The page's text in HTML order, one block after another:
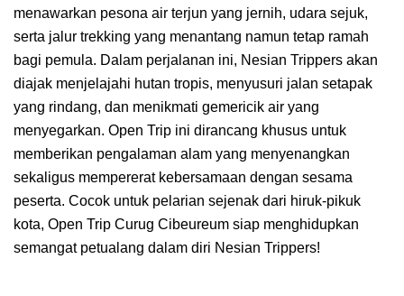
menawarkan pesona air terjun yang jernih, udara sejuk,
serta jalur trekking yang menantang namun tetap ramah
bagi pemula. Dalam perjalanan ini, Nesian Trippers akan
diajak menjelajahi hutan tropis, menyusuri jalan setapak
yang rindang, dan menikmati gemericik air yang
menyegarkan. Open Trip ini dirancang khusus untuk
memberikan pengalaman alam yang menyenangkan
sekaligus mempererat kebersamaan dengan sesama
peserta. Cocok untuk pelarian sejenak dari hiruk-pikuk
kota, Open Trip Curug Cibeureum siap menghidupkan
semangat petualang dalam diri Nesian Trippers!